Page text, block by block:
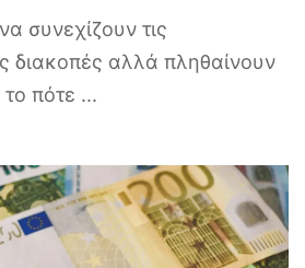
συνεχίζουν τις
διακοπές αλλά πληθαίνουν
πότε ...